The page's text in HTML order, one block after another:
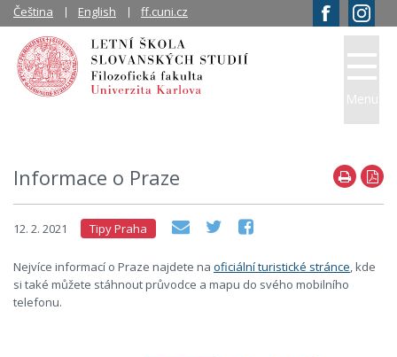
Informace o Praze
12. 2. 2021 Tipy Praha
Nejvíce informací o Praze najdete na oficiální turistické stránce, kde
si také můžete stáhnout průvodce a mapu do svého mobilního
telefonu.
Menu
Čeština English ff.cuni.cz